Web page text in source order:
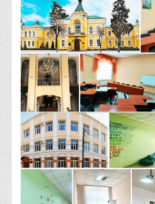
Адміністрація
Факультети
Обліково-фінансовий
Торгівлі, маркетингу та сфери
Економіки, менеджменту та права
Кафедри
Маркетингу та реклами
Товарознавства, експертизи та
підприємництва
Туризму та готельно-
Фізичного виховання та спорту